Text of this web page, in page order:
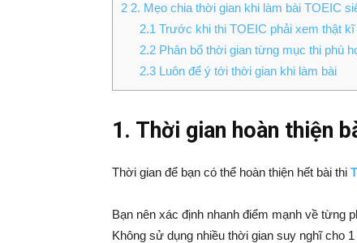
2 2. Mẹo chia thời gian khi làm bài TOEIC
2.1 Trước khi thi TOEIC phải xem thật
2.2Phân bổ thời gian từng mục thi phù
2.3Luôn để ý tới thời gian khi làm bài
1. Thời gian hoàn thiện
Thời gian để bạn có thể hoàn thiện hết bài thi
Bạn nên xác định nhanh điểm mạnh về từng
Không sử dụng nhiều thời gian suy nghĩ cho